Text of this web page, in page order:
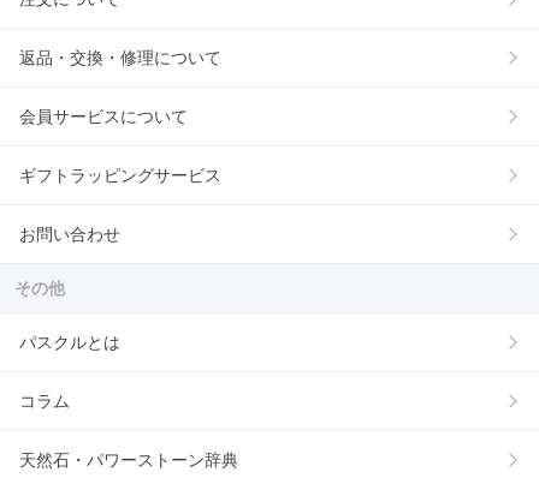
返品・交換・修理について
会員サービスについて
ギフトラッピングサービス
お問い合わせ
その他
パスクルとは
コラム
天然石・パワーストーン辞典